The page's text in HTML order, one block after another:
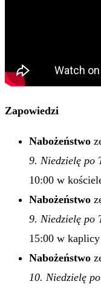
Zapowiedzi
Nabożeństwo
9. Niedzielę po
10:00 w
Nabożeństwo
9. Niedzielę po
15:00 w
Nabożeństwo
10. Niedzielę